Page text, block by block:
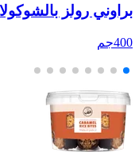
براوني رولز
400جم